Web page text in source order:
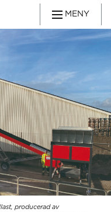
MENY
producerad av